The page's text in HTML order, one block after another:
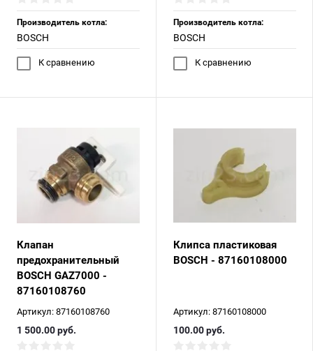
Производитель котла:
BOSCH
К сравнению
Производитель котла:
BOSCH
К сравнению
Клапан
предохранительный
BOSCH GAZ7000 -
87160108760
Артикул: 87160108760
1 500.00руб.
Клипса пластиковая
BOSCH - 87160108000
Артикул: 87160108000
100.00руб.